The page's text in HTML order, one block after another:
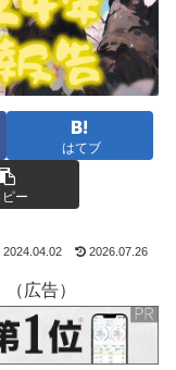
はてブ
ピー
2024.04.02 2026.07.26
広告）